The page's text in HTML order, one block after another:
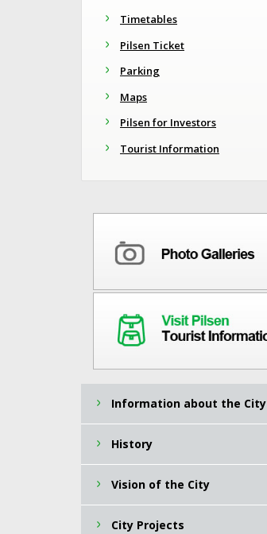
Timetables
Pilsen Ticket
Parking
Maps
Pilsen for Investors
Tourist Information
Information about the City
History
Vision of the City
City ​Projects